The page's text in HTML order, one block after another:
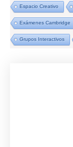
Espacio Creativo
Exámenes Cambridge
Grupos Interactivos